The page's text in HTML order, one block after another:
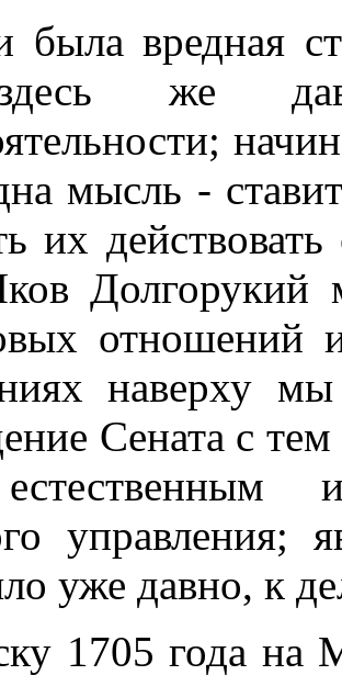
была вредная
же
мысль -
их
Долгорукий
отношений
наверху
Сената с
управления;
уже давно, к
1705 года на